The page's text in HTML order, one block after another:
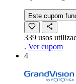
Este cupom
339 usos
. Ver cupom
4